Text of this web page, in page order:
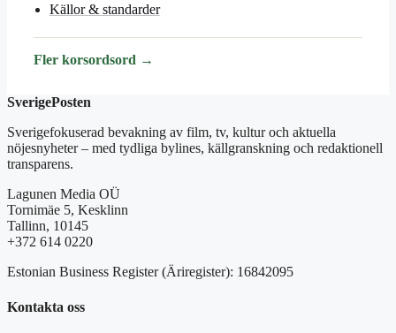
Källor & standarder
Fler korsordsord →
SverigePosten
Sverigefokuserad bevakning av film, tv, kultur och aktuella
nöjesnyheter – med tydliga bylines, källgranskning och redaktionell
transparens.
Lagunen Media OÜ
Tornimäe 5, Kesklinn
Tallinn, 10145
+372 614 0220
Estonian Business Register (Äriregister): 16842095
Kontakta oss